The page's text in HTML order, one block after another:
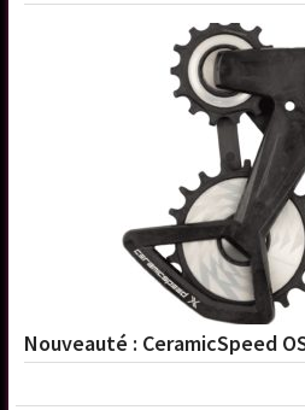
Nouveauté : CeramicSpeed